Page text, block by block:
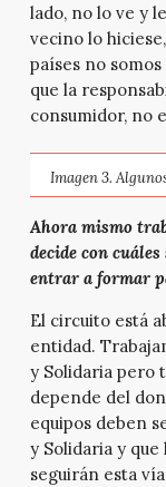
lado, no lo ve y
vecino lo
países no
que la
consumidor, no
Imagen 3.
Ahora mismo
decide con
entrar a formar
El circuito está
entidad.
y Solidaria pero
depende del
equipos deben
y Solidaria y que
seguirán esta